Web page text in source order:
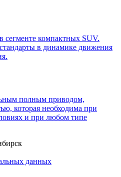
сегменте компактных SUV.
в динамике движения
полным приводом,
которая необходима при
и при любом типе
данных